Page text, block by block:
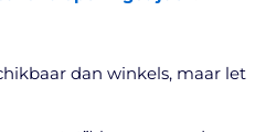
dan winkels, maar let